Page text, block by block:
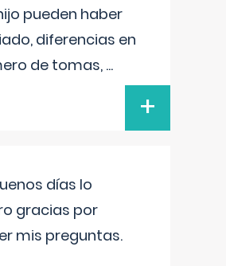
pueden haber
diferencias en
de tomas,...
+
días lo
gracias por
mis preguntas.